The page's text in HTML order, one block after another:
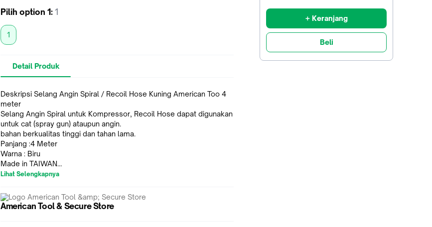
+ Keranjang
Beli
Pilih option 1: 1
1
Detail Produk
Deskripsi Selang Angin Spiral / Recoil Hose Kuning American Too 4
meter
Selang Angin Spiral untuk Kompressor, Recoil Hose dapat digunakan
untuk cat (spray gun) ataupun angin.
bahan berkualitas tinggi dan tahan lama.
Panjang :4 Meter
Warna : Biru
Made in TAIWAN
working preasure: 120psi-145psi
Mohon baca syarat & ketentuan Transaksi di catatan Toko dan setiap
Transaksi yang dianggap telah sepakat / setuju.
Lihat Selengkapnya
American Tool & Secure Store